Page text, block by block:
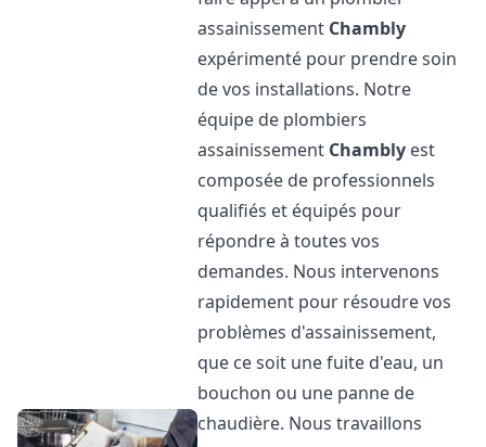
assainissement Chambly
expérimenté pour prendre soin
de vos installations. Notre
équipe de plombiers
assainissement Chambly est
composée de professionnels
qualifiés et équipés pour
répondre à toutes vos
demandes. Nous intervenons
rapidement pour résoudre vos
problèmes d'assainissement,
que ce soit une fuite d'eau, un
bouchon ou une panne de
chaudière. Nous travaillons